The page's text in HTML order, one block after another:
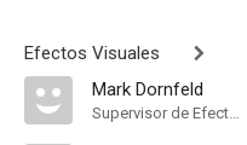
Efectos Visuales
Mark Dornfeld
Supervisor de Efectos Visuales